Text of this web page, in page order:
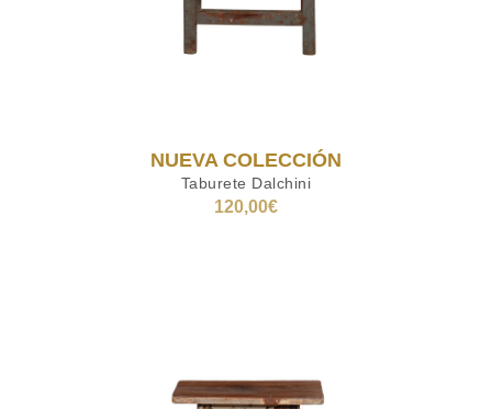
NUEVA COLECCIÓN
Taburete Dalchini
120,00€